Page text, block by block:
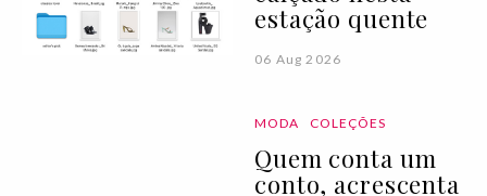
estação quente
06 Aug 2026
MODA COLEÇÕES
Quem conta um
conto, acrescenta